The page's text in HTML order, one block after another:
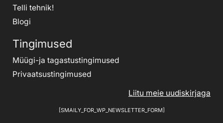
Telli tehnik!
Blogi
Tingimused
Müügi-ja tagastustingimused
Privaatsustingimused
Liitu meie uudiskirjaga
[SMAILY_FOR_WP_NEWSLETTER_FORM]